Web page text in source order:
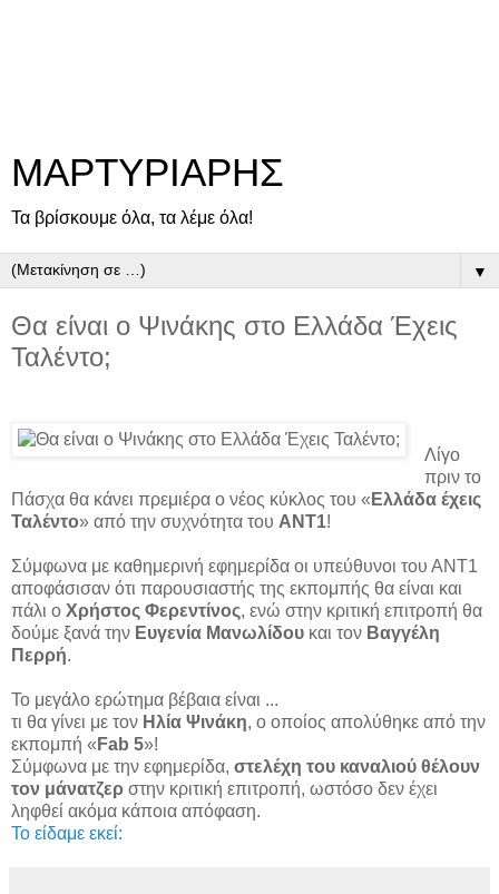
ΜΑΡΤΥΡΙΑΡΗΣ
Τα βρίσκουμε όλα, τα λέμε όλα!
▼
Θα είναι ο Ψινάκης στο Ελλάδα Έχεις
Ταλέντο;
Λίγο
πριν το
Πάσχα θα κάνει πρεμιέρα ο νέος κύκλος του « Ελλάδα έχεις
Ταλέντο» από την συχνότητα του ΑΝΤ1!
Σύμφωνα με καθημερινή εφημερίδα οι υπεύθυνοι του ΑΝΤ1
αποφάσισαν ότι παρουσιαστής της εκπομπής θα είναι και
πάλι ο Χρήστος Φερεντίνος, ενώ στην κριτική επιτροπή θα
δούμε ξανά την Ευγενία Μανωλίδου και τον Βαγγέλη
Περρή.
Το μεγάλο ερώτημα βέβαια είναι ...
τι θα γίνει με τον Ηλία Ψινάκη, ο οποίος απολύθηκε από την
εκπομπή « Fab 5»!
Σύμφωνα με την εφημερίδα, στελέχη του καναλιού θέλουν
τον μάνατζερ στην κριτική επιτροπή, ωστόσο δεν έχει
ληφθεί ακόμα κάποια απόφαση.
Το είδαμε εκεί: